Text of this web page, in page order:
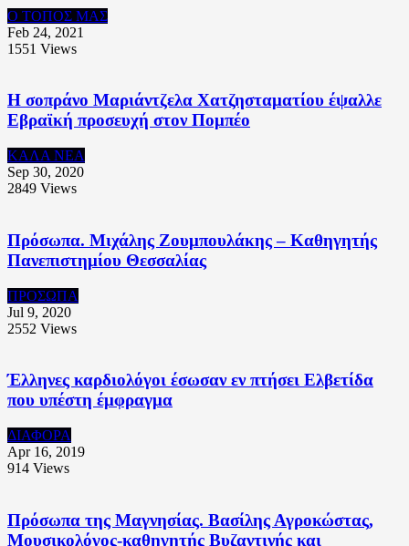
Ο ΤΟΠΟΣ ΜΑΣ
Feb 24, 2021
1551 Views
Η σοπράνο Μαριάντζελα Χατζησταματίου έψαλλε
Εβραϊκή προσευχή στον Πομπέο
ΚΑΛΑ ΝΕΑ
Sep 30, 2020
2849 Views
Πρόσωπα. Μιχάλης Ζουμπουλάκης – Καθηγητής
Πανεπιστημίου Θεσσαλίας
ΠΡΟΣΩΠΑ
Jul 9, 2020
2552 Views
Έλληνες καρδιολόγοι έσωσαν εν πτήσει Ελβετίδα
που υπέστη έμφραγμα
ΔΙΑΦΟΡΑ
Apr 16, 2019
914 Views
Πρόσωπα της Μαγνησίας. Βασίλης Αγροκώστας,
Μουσικολόγος-καθηγητής Βυζαντινής και